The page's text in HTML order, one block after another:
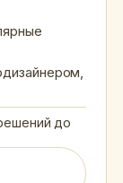
до